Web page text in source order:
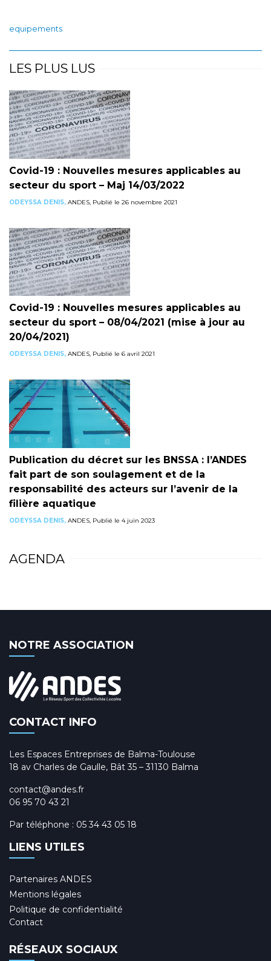
equipements
LES PLUS LUS
Covid-19 : Nouvelles mesures applicables au
secteur du sport – Maj 14/03/2022
ODEYSSA DENIS, ANDES, Publié le 26 novembre 2021
Covid-19 : Nouvelles mesures applicables au
secteur du sport – 08/04/2021 (mise à jour au
20/04/2021)
ODEYSSA DENIS, ANDES, Publié le 6 avril 2021
Publication du décret sur les BNSSA : l’ANDES
fait part de son soulagement et de la
responsabilité des acteurs sur l’avenir de la
filière aquatique
ODEYSSA DENIS, ANDES, Publié le 4 juin 2023
AGENDA
NOTRE ASSOCIATION
CONTACT INFO
Les Espaces Entreprises de Balma-Toulouse
18 av Charles de Gaulle, Bât 35 – 31130 Balma
contact@andes.fr
06 95 70 43 21
Par téléphone : 05 34 43 05 18
LIENS UTILES
Partenaires ANDES
Mentions légales
Politique de confidentialité
Contact
RÉSEAUX SOCIAUX